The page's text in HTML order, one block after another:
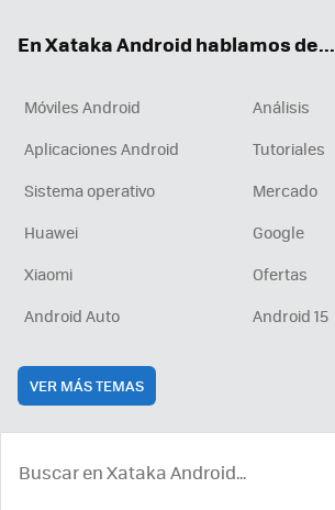
En Xataka Android hablamos de...
Móviles Android
Análisis
Aplicaciones Android
Tutoriales
Sistema operativo
Mercado
Huawei
Google
Xiaomi
Ofertas
Android Auto
Android 15
VER MÁS TEMAS